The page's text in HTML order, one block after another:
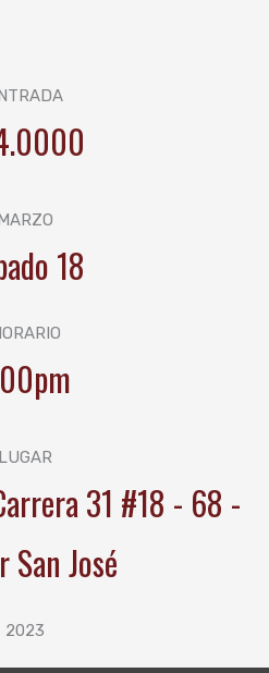
18
LUGAR
31 #18 - 68 -
San José
2023